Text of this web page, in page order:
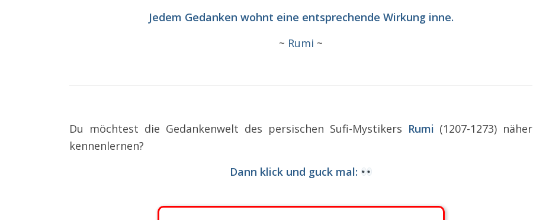
Jedem Gedanken wohnt eine entsprechende Wirkung inne.
~ Rumi ~
Du möchtest die Gedankenwelt des persischen Sufi-Mystikers Rumi (1207-1273) näher
kennenlernen?
Dann klick und guck mal: